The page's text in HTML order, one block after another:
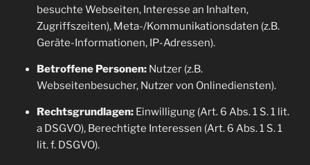
besuchte Webseiten, Interesse an Inhalten,
Zugriffszeiten), Meta-/Kommunikationsdaten (z.B.
Geräte-Informationen, IP-Adressen).
Betroffene Personen:Nutzer (z.B.
Webseitenbesucher, Nutzer von Onlinediensten).
Rechtsgrundlagen:Einwilligung (Art. 6 Abs. 1 S. 1 lit.
a DSGVO), Berechtigte Interessen (Art. 6 Abs. 1 S. 1
lit. f. DSGVO).